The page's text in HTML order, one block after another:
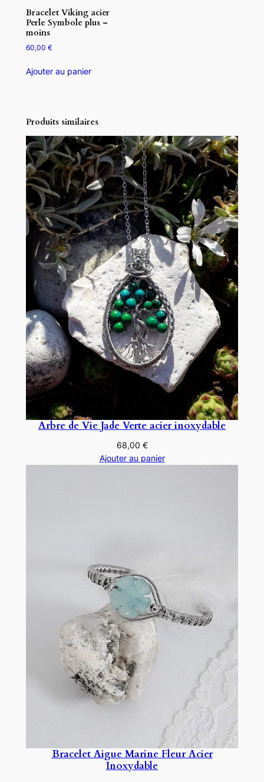
Bracelet Viking acier
Perle Symbole plus –
moins
60,00 €
Ajouter au panier
Produits similaires
Arbre de Vie Jade Verte acier inoxydable
68,00 €
Ajouter au panier
Bracelet Aigue Marine Fleur Acier
Inoxydable